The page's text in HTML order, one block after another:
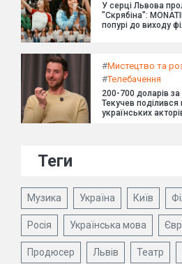
У серці Львова
"Скрябіна":
попурі до виходу
#Мистецтво та
#Телебачення
200-700 доларів
Текучев
українських
Теги
Музика Україна Київ
Росія Українська мова
Продюсер Львів Театр